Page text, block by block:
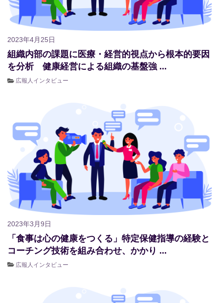
2023年4月25日
組織内部の課題に医療・経営的視点から根本的要因
を分析 健康経営による組織の基盤強 ...
広報人インタビュー
2023年3月9日
「食事は心の健康をつくる」特定保健指導の経験と
コーチング技術を組み合わせ、かかり ...
広報人インタビュー